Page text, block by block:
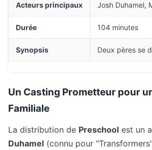
Acteurs principaux Josh Duhamel,
Durée 104 minutes
Synopsis Deux pères se
Un Casting Prometteur pour
Familiale
La distribution de Preschool est un
Duhamel (connu pour